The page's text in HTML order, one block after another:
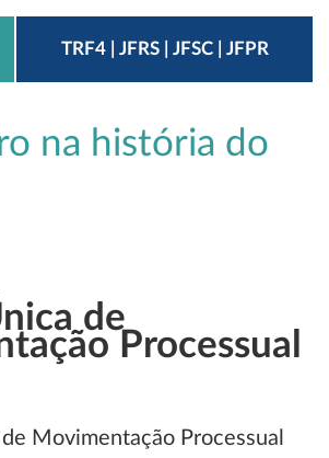
TRF4 | JFRS | JFSC | JFPR
na história do
de
Processual